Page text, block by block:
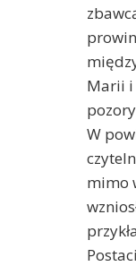
Marii i
W
mimo